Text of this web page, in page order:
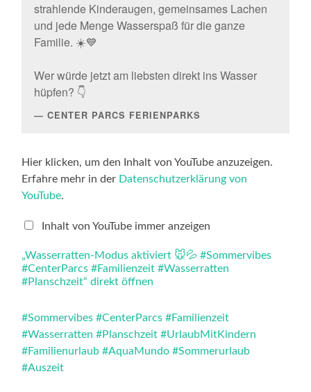
strahlende Kinderaugen, gemeinsames Lachen
und jede Menge Wasserspaß für die ganze
Familie. ☀️💙
Wer würde jetzt am liebsten direkt ins Wasser
hüpfen? 👇
CENTER PARCS FERIENPARKS
„Wasserratten-
aktiviert 🐭
💦 #Sommervibes
#Wasserratten
YouTube
anzeigen
Hier klicken, um den Inhalt von YouTube anzuzeigen.
Erfahre mehr in der Datenschutzerklärung von
YouTube.
Inhalt von YouTube immer anzeigen
„Wasserratten-Modus aktiviert 🐭💦 #Sommervibes
#CenterParcs #Familienzeit #Wasserratten
#Planschzeit“ direkt öffnen
#Sommervibes #CenterParcs #Familienzeit
#Wasserratten #Planschzeit #UrlaubMitKindern
#Familienurlaub #AquaMundo #Sommerurlaub
#Auszeit